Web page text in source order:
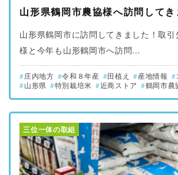
山形県鶴岡市農協様へ訪問してき
山形県鶴岡市に訪問してきました！取
様と今年も山形鶴岡市へ訪問…
庄内地方 令和８年産 田植え 産地情報
山形県
特別栽培米 近商ストア 鶴岡市農
三位一体の取組